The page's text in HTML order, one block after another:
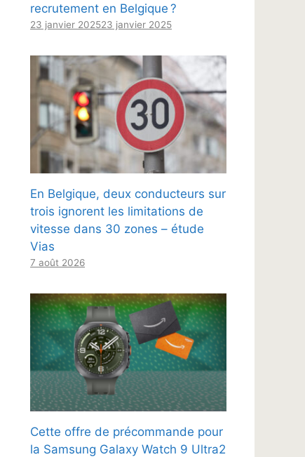
recrutement en Belgique ?
23 janvier 202523 janvier 2025
En Belgique, deux conducteurs sur
trois ignorent les limitations de
vitesse dans 30 zones – étude
Vias
7 août 2026
Cette offre de précommande pour
la Samsung Galaxy Watch 9 Ultra2